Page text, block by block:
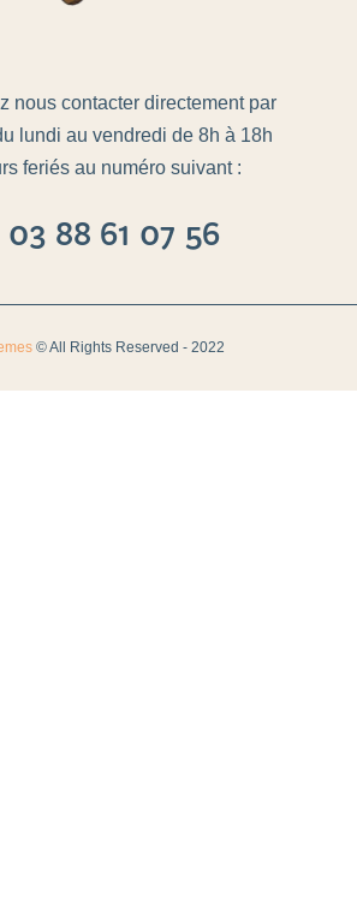
nous contacter directement par
lundi au vendredi de 8h à 18h
feriés au numéro suivant :
03 88 61 07 56
© All Rights Reserved - 2022